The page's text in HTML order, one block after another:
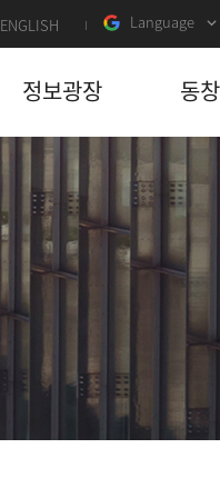
ENGLISH Language
정보광장 동창